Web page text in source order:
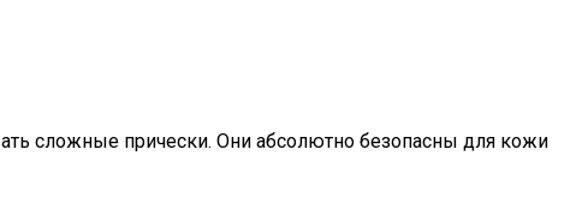
сложные прически. Они абсолютно безопасны для кожи